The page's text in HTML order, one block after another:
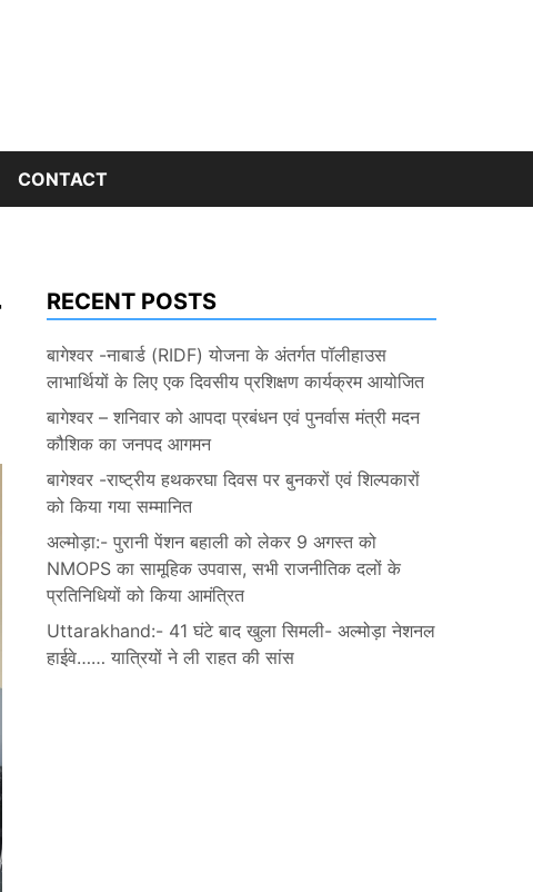
CONTACT
RECENT POSTS
बागेश्वर -नाबार्ड (RIDF) योजना के अंतर्गत पॉलीहाउस
लाभार्थियों के लिए एक दिवसीय प्रशिक्षण कार्यक्रम आयोजित
बागेश्वर – शनिवार को आपदा प्रबंधन एवं पुनर्वास मंत्री मदन
कौशिक का जनपद आगमन
बागेश्वर -राष्ट्रीय हथकरघा दिवस पर बुनकरों एवं शिल्पकारों
को किया गया सम्मानित
अल्मोड़ा:- पुरानी पेंशन बहाली को लेकर 9 अगस्त को
NMOPS का सामूहिक उपवास, सभी राजनीतिक दलों के
प्रतिनिधियों को किया आमंत्रित
Uttarakhand:- 41 घंटे बाद खुला सिमली- अल्मोड़ा नेशनल
हाईवे…… यात्रियों ने ली राहत की सांस